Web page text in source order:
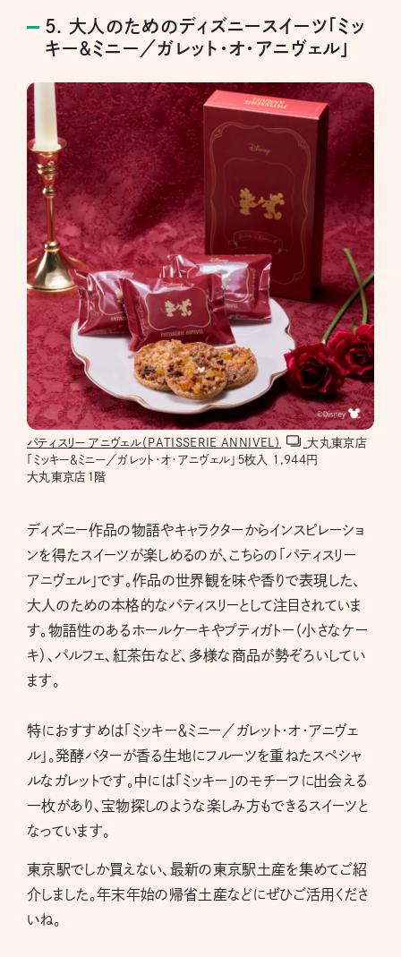
5. 大人のためのディズニースイーツ「ミッ
キー＆ミニー／ガレット・オ・アニヴェル」
パティスリー アニヴェル（PATISSERIE ANNIVEL）
大丸東京店
「ミッキー＆ミニー／ガレット・オ・アニヴェル」５枚入 1,944円
大丸東京店１階
ディズニー作品の物語やキャラクターからインスピレーショ
ンを得たスイーツが楽しめるのが、こちらの「パティスリー
アニヴェル」です。作品の世界観を味や香りで表現した、
大人のための本格的なパティスリーとして注目されていま
す。物語性のあるホールケーキやプティガトー（小さなケー
キ）、パルフェ、紅茶缶など、多様な商品が勢ぞろいしてい
ます。
特におすすめは「ミッキー＆ミニー／ガレット・オ・アニヴェ
ル」。発酵バターが香る生地にフルーツを重ねたスペシャ
ルなガレットです。中には「ミッキー」のモチーフに出会える
一枚があり、宝物探しのような楽しみ方もできるスイーツと
なっています。
東京駅でしか買えない、最新の東京駅土産を集めてご紹
介しました。年末年始の帰省土産などにぜひご活用くださ
いね。